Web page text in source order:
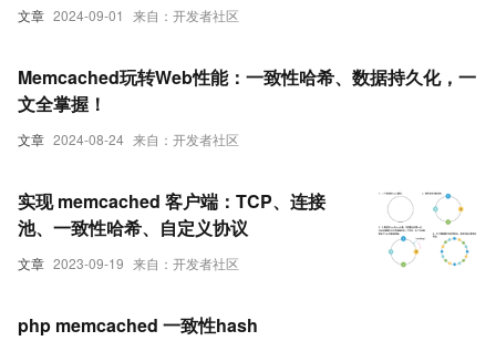
文章 2024-09-01 来自：开发者社区
体验
文章 2024-08-24 来自：开发者社区
Memcached玩转Web性能：一致性哈希、数据持久化，一
文全掌握！
文章 2023-09-19 来自：开发者社区
实现 memcached 客户端：TCP、连接
池、一致性哈希、自定义协议
php memcached 一致性hash